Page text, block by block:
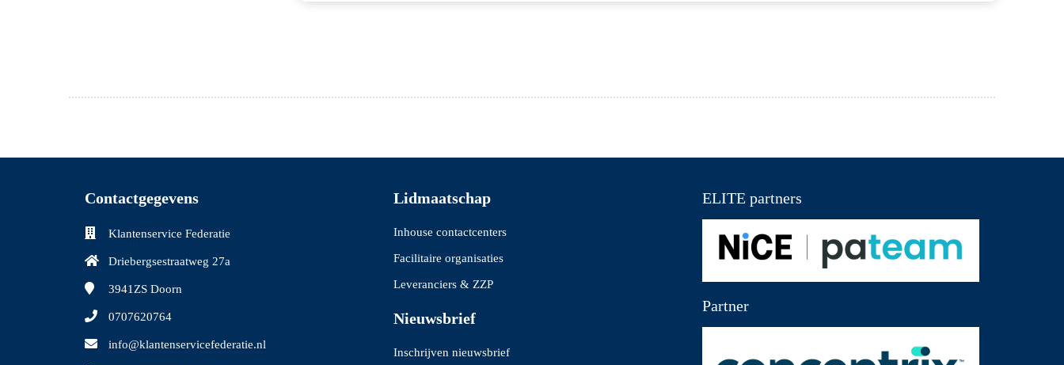
Contactgegevens
Klantenservice Federatie
Driebergsestraatweg 27a
3941ZS Doorn
0707620764
info@klantenservicefederatie.nl
Lidmaatschap
Inhouse contactcenters
Facilitaire organisaties
Leveranciers & ZZP
Nieuwsbrief
Inschrijven nieuwsbrief
ELITE partners
Partner